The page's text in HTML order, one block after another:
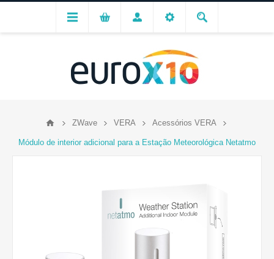
ZWave VERA Acessórios VERA
Módulo de interior adicional para a Estação Meteorológica Netatmo